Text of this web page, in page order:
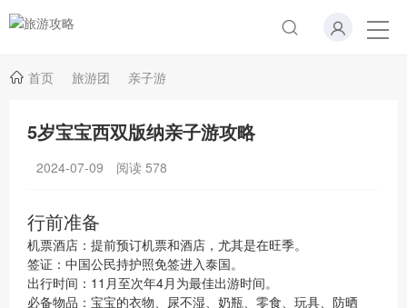
首页 旅游团 亲子游
5岁宝宝西双版纳亲子游攻略
2024-07-09 阅读 578
行前准备
机票酒店：提前预订机票和酒店，尤其是在旺季。
签证：中国公民持护照免签进入泰国。
出行时间：11月至次年4月为最佳出游时间。
必备物品：宝宝的衣物、尿不湿、奶瓶、零食、玩具、防晒